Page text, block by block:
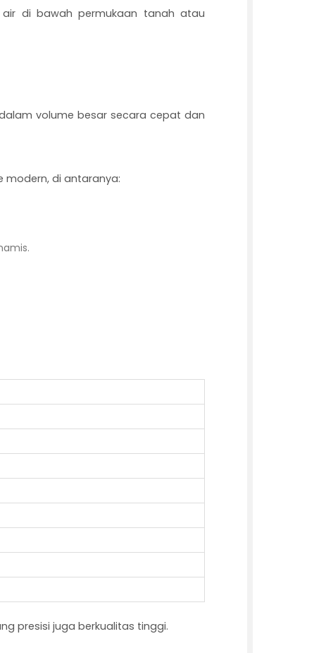
di bawah permukaan tanah atau
volume besar secara cepat dan
modern, di antaranya:
presisi juga berkualitas tinggi.